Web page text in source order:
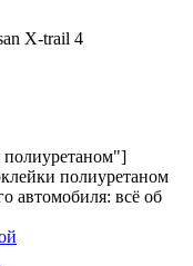
X-trail 4
полиуретаном
автомобиля: всё об